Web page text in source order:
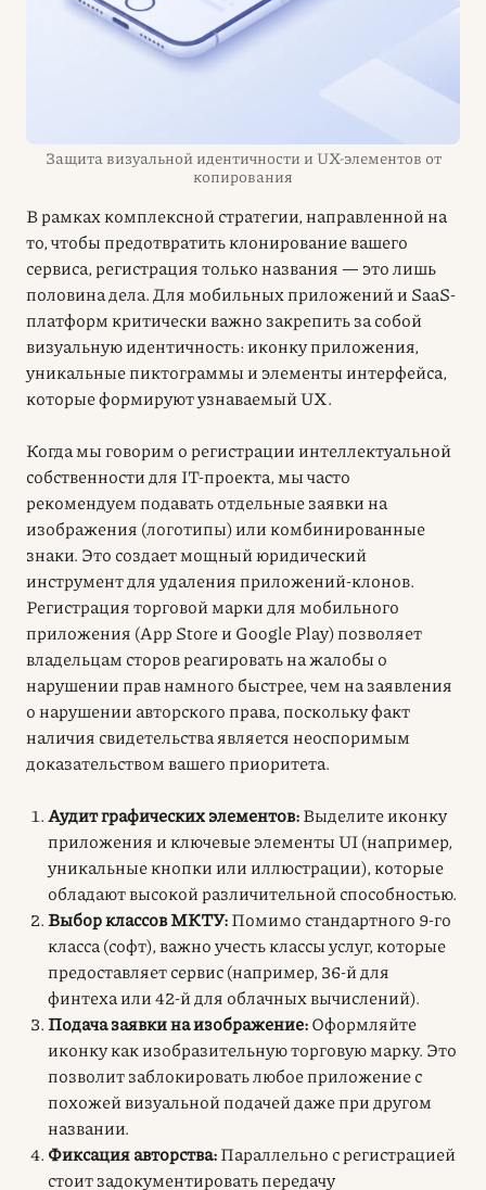
Защита визуальной идентичности и UX-элементов от
копирования
В рамках комплексной стратегии, направленной на
то, чтобы предотвратить клонирование вашего
сервиса, регистрация только названия — это лишь
половина дела. Для мобильных приложений и SaaS-
платформ критически важно закрепить за собой
визуальную идентичность: иконку приложения,
уникальные пиктограммы и элементы интерфейса,
которые формируют узнаваемый UX.
Когда мы говорим о регистрации интеллектуальной
собственности для IT-проекта, мы часто
рекомендуем подавать отдельные заявки на
изображения (логотипы) или комбинированные
знаки. Это создает мощный юридический
инструмент для удаления приложений-клонов.
Регистрация торговой марки для мобильного
приложения (App Store и Google Play) позволяет
владельцам сторов реагировать на жалобы о
нарушении прав намного быстрее, чем на заявления
о нарушении авторского права, поскольку факт
наличия свидетельства является неоспоримым
доказательством вашего приоритета.
Аудит графических элементов:Выделите иконку
приложения и ключевые элементы UI (например,
уникальные кнопки или иллюстрации), которые
обладают высокой различительной способностью.
Выбор классов МКТУ:Помимо стандартного 9-го
класса (софт), важно учесть классы услуг, которые
предоставляет сервис (например, 36-й для
финтеха или 42-й для облачных вычислений).
Подача заявки на изображение:Оформляйте
иконку как изобразительную торговую марку. Это
позволит заблокировать любое приложение с
похожей визуальной подачей даже при другом
названии.
Фиксация авторства:Параллельно с регистрацией
стоит задокументировать передачу